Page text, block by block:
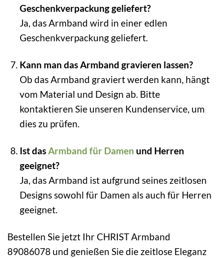
Geschenkverpackung geliefert?
Ja, das Armband wird in einer edlen
Geschenkverpackung geliefert.
Kann man das Armband gravieren lassen?
Ob das Armband graviert werden kann, hängt
vom Material und Design ab. Bitte
kontaktieren Sie unseren Kundenservice, um
dies zu prüfen.
Ist dasArmband für Damen und Herren
geeignet?
Ja, das Armband ist aufgrund seines zeitlosen
Designs sowohl für Damen als auch für Herren
geeignet.
Bestellen Sie jetzt Ihr CHRIST Armband
89086078 und genießen Sie die zeitlose Eleganz